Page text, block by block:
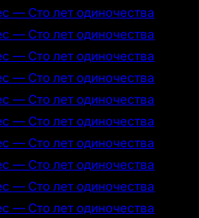
— Сто лет одиночества
— Сто лет одиночества
— Сто лет одиночества
— Сто лет одиночества
— Сто лет одиночества
— Сто лет одиночества
— Сто лет одиночества
— Сто лет одиночества
— Сто лет одиночества
— Сто лет одиночества